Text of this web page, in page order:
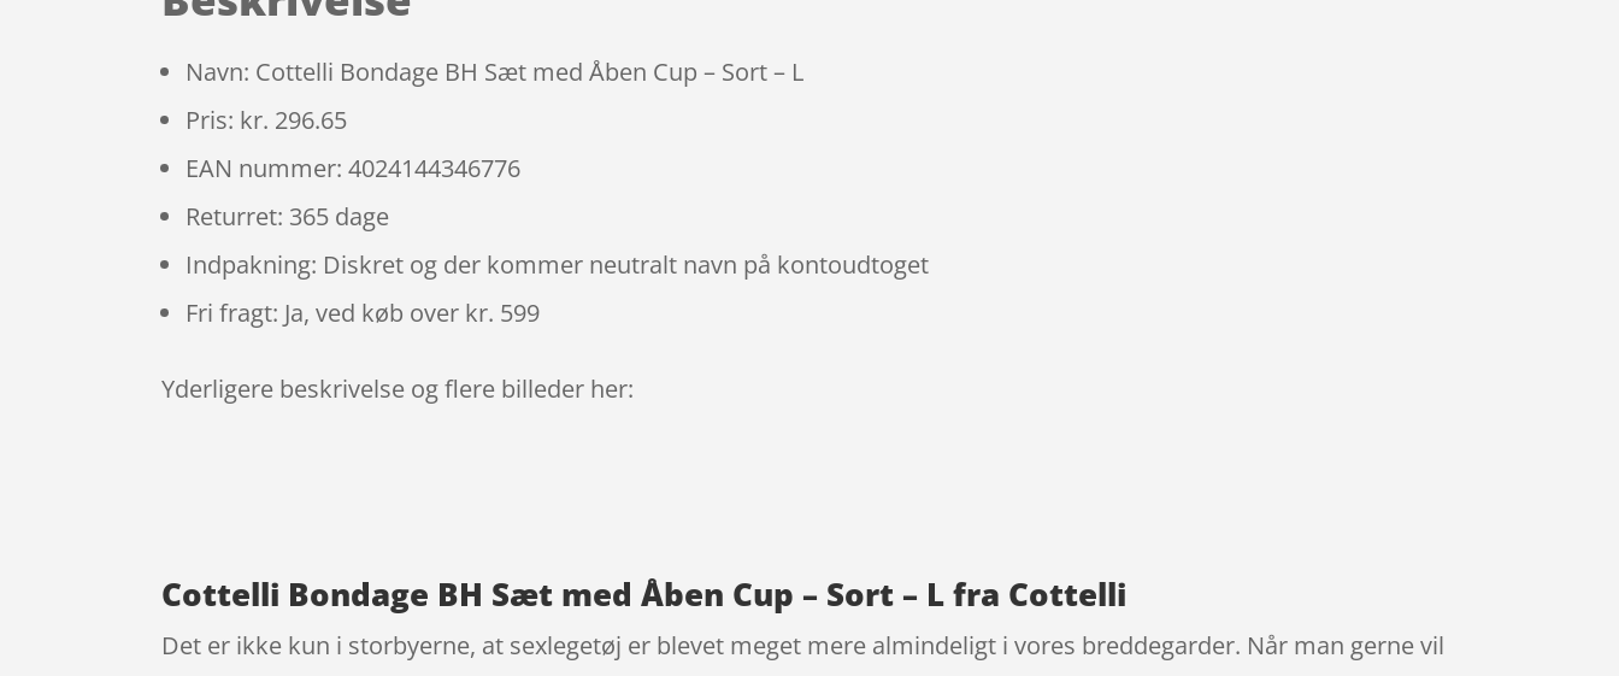
Navn: Cottelli Bondage BH Sæt med Åben Cup – Sort – L
Pris: kr. 296.65
EAN nummer: 4024144346776
Returret: 365 dage
Indpakning: Diskret og der kommer neutralt navn på kontoudtoget
Fri fragt: Ja, ved køb over kr. 599
Yderligere beskrivelse og flere billeder her:
Cottelli Bondage BH Sæt med Åben Cup – Sort – L fra Cottelli
Det er ikke kun i storbyerne, at sexlegetøj er blevet meget mere almindeligt i vores breddegarder. Når man gerne vil